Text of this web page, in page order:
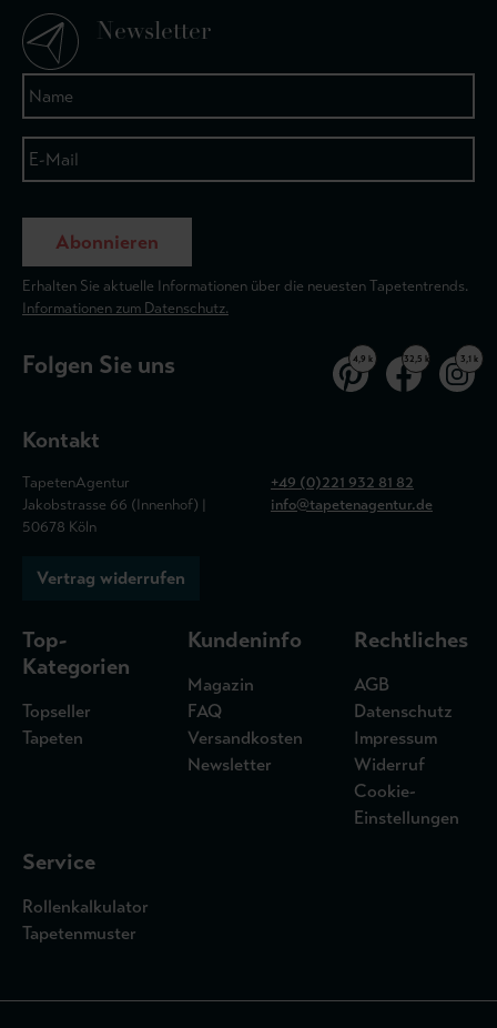
Newsletter
Abonnieren
Erhalten Sie aktuelle Informationen über die neuesten Tapetentrends.
Informationen zum Datenschutz.
Folgen Sie uns 4,9 k 32,5 k 3,1 k
Kontakt
TapetenAgentur
Jakobstrasse 66 (Innenhof) |
50678 Köln
+49 (0)221 932 81 82
info@tapetenagentur.de
Vertrag widerrufen
Top-
Kategorien
Topseller
Tapeten
Kundeninfo
Magazin
FAQ
Versandkosten
Newsletter
Rechtliches
AGB
Datenschutz
Impressum
Widerruf
Cookie-
Einstellungen
Service
Rollenkalkulator
Tapetenmuster